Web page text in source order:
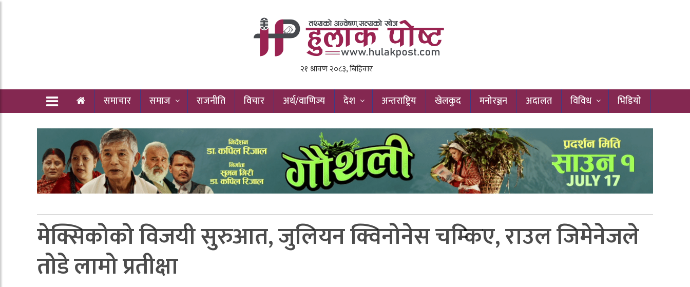
समाचार समाज राजनीति विचार अर्थ/वाणिज्य देश अन्तराष्ट्रिय खेलकुद मनोरञ्जन अदालत विविध भिडियो
मेक्सिकोको विजयी सुरुआत, जुलियन क्विनोनेस चम्किए, राउल जिमेनेजले
तोडे लामो प्रतीक्षा